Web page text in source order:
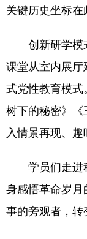
新疆
多语种频道
English
Русский
关键历史坐标在
创新研学模
课堂从室内展
式党性教育模
树下的秘密》
入情景再现、趣
学员们走进
身感悟革命岁
事的旁观者，转